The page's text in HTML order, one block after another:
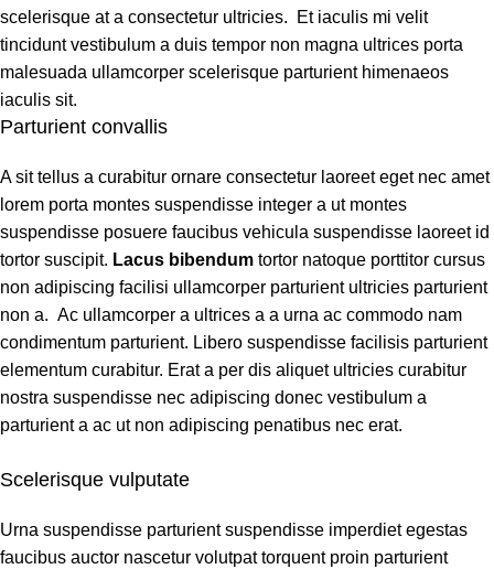
scelerisque at a consectetur ultricies. Et iaculis mi velit
tincidunt vestibulum a duis tempor non magna ultrices porta
malesuada ullamcorper scelerisque parturient himenaeos
iaculis sit.
Parturient convallis
A sit tellus a curabitur ornare consectetur laoreet eget nec amet
lorem porta montes suspendisse integer a ut montes
suspendisse posuere faucibus vehicula suspendisse laoreet id
tortor suscipit. Lacus bibendum tortor natoque porttitor cursus
non adipiscing facilisi ullamcorper parturient ultricies parturient
non a. Ac ullamcorper a ultrices a a urna ac commodo nam
condimentum parturient. Libero suspendisse facilisis parturient
elementum curabitur. Erat a per dis aliquet ultricies curabitur
nostra suspendisse nec adipiscing donec vestibulum a
parturient a ac ut non adipiscing penatibus nec erat.
Scelerisque vulputate
Urna suspendisse parturient suspendisse imperdiet egestas
faucibus auctor nascetur volutpat torquent proin parturient